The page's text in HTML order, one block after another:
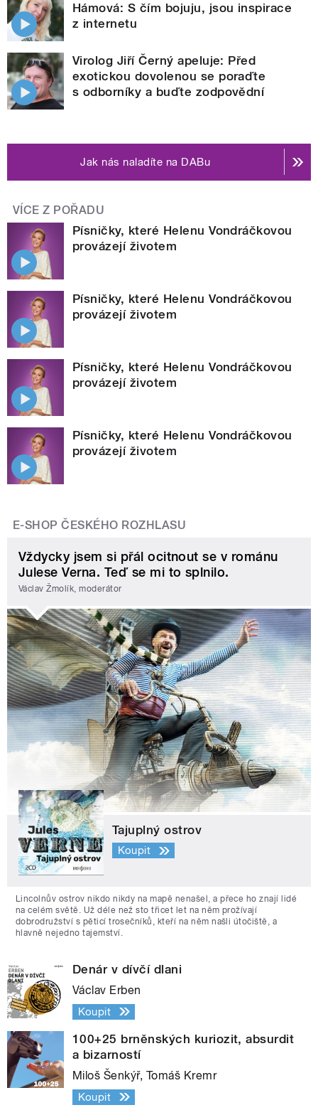
Hámová: S čím bojuju, jsou inspirace
z internetu
Virolog Jiří Černý apeluje: Před
exotickou dovolenou se poraďte
s odborníky a buďte zodpovědní
Jak nás naladíte na DABu
VÍCE Z POŘADU
Písničky, které Helenu Vondráčkovou
provázejí životem
Písničky, které Helenu Vondráčkovou
provázejí životem
Písničky, které Helenu Vondráčkovou
provázejí životem
Písničky, které Helenu Vondráčkovou
provázejí životem
E-SHOP ČESKÉHO ROZHLASU
Vždycky jsem si přál ocitnout se v románu
Julese Verna. Teď se mi to splnilo.
Václav Žmolík, moderátor
Tajuplný ostrov
Koupit
Lincolnův ostrov nikdo nikdy na mapě nenašel, a přece ho znají lidé
na celém světě. Už déle než sto třicet let na něm prožívají
dobrodružství s pěticí trosečníků, kteří na něm našli útočiště, a
hlavně nejedno tajemství.
Denár v dívčí dlani
Václav Erben
Koupit
100+25 brněnských kuriozit, absurdit
a bizarností
Miloš Šenkýř, Tomáš Kremr
Koupit